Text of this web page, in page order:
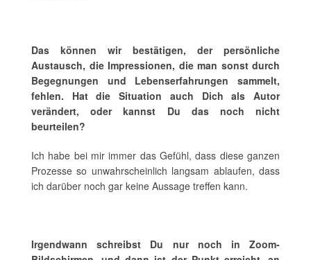
Das können wir bestätigen, der persönliche
Austausch, die Impressionen, die man sonst durch
Begegnungen und Lebenserfahrungen sammelt,
fehlen. Hat die Situation auch Dich als Autor
verändert, oder kannst Du das noch nicht
beurteilen?
Ich habe bei mir immer das Gefühl, dass diese ganzen
Prozesse so unwahrscheinlich langsam ablaufen, dass
ich darüber noch gar keine Aussage treffen kann.
Irgendwann schreibst Du nur noch in Zoom-